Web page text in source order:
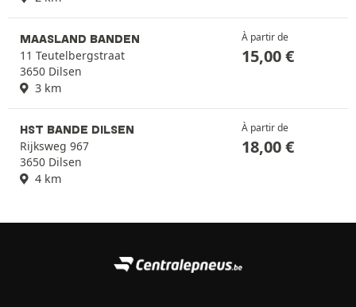
MAASLAND BANDEN
11 Teutelbergstraat
3650 Dilsen
3 km
À partir de
15,00€
HST BANDE DILSEN
Rijksweg 967
3650 Dilsen
4 km
À partir de
18,00€